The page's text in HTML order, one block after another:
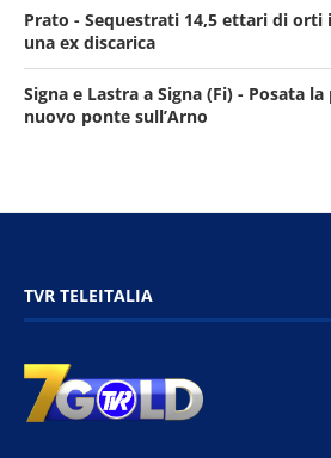
Prato - Sequestrati 14,5 ettari di orti
una ex discarica
Signa e Lastra a Signa (Fi) - Posata
nuovo ponte sull’Arno
TVR TELEITALIA